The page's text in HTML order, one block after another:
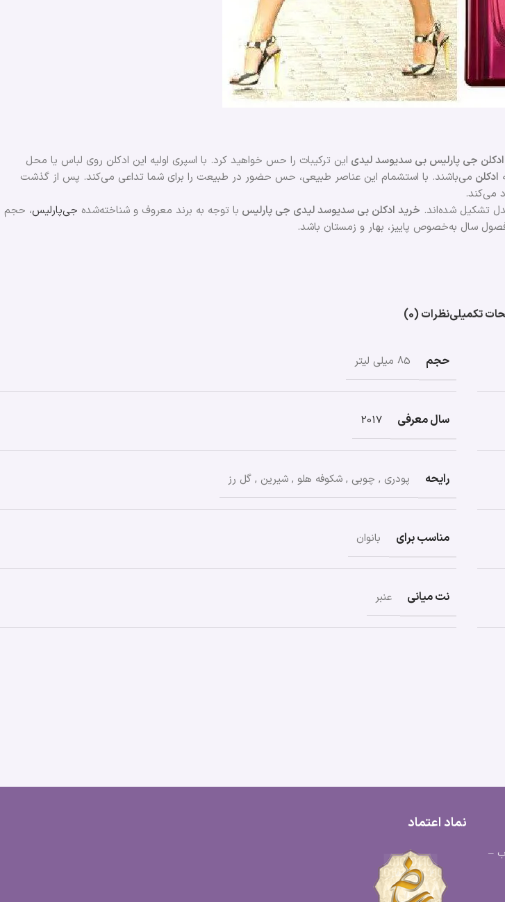
ادکلن جی پارلیس بی سدیوسد لیدی این ترکیبات را حس خواهید کرد. با اسپری اولیه این ادکلن روی لباس یا محل
ادکلن می‌باشند. با استشمام این عناصر طبیعی، حس حضور در طبیعت را برای شما تداعی می‌کند. پس از گذشت
می‌کند.
تشکیل شده‌اند. خرید ادکلن بی سدیوسد لیدی جی پارلیس با توجه به برند معروف و شناخته‌شده جی‌پارلیس، حجم
فصول سال به‌خصوص پاییز، بهار و زمستان باشد.
تکمیلینظرات (0)
حجم 85 میلی لیتر
سال معرفی 2017
رایحه پودری , چوبی , شکوفه هلو , شیرین , گل رز
مناسب برای بانوان
نت میانی عنبر
–
نماد اعتماد